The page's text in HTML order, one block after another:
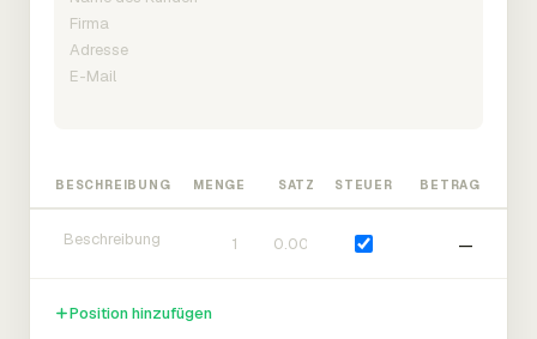
BESCHREIBUNG MENGE SATZ STEUER BETRAG
—
Position hinzufügen